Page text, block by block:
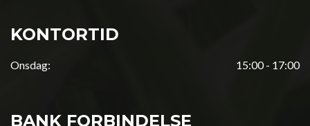
KONTORTID
Onsdag: 15:00 - 17:00
BANK FORBINDELSE